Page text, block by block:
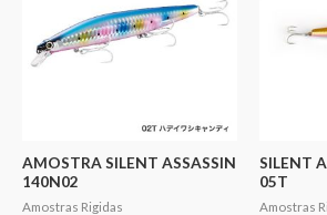
AMOSTRA SILENT ASSASSIN
140N02
Amostras Rigidas
SILENT
05T
Amostras